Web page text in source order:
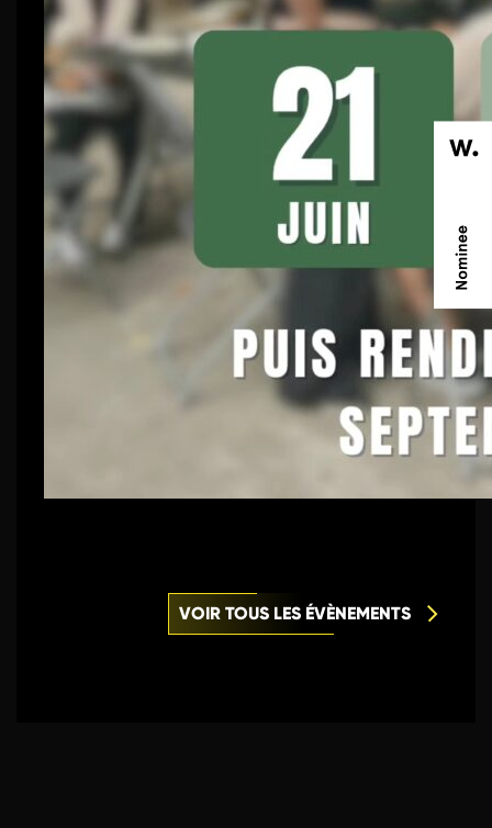
VOIR TOUS LES ÉVÈNEMENTS